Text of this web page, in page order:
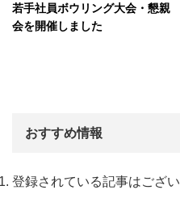
若手社員ボウリング大会・懇親
会を開催しました
おすすめ情報
登録されている記事はござい